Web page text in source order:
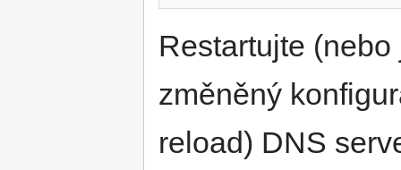
Restartujte
změněný
reload) DNS